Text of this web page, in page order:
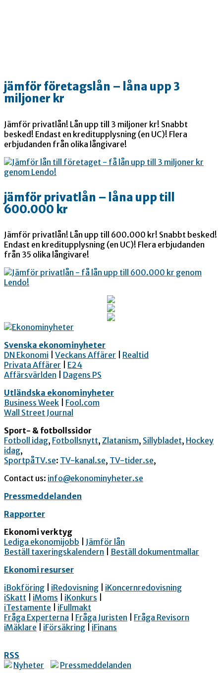
jämför företagslån – låna upp 3
miljoner kr
Jämför privatlån! Lån upp till 3 miljoner kr! Snabbt
besked! Endast en kreditupplysning (en UC)! Flera
erbjudanden från olika långivare!
jämför privatlån – låna upp till
600.000 kr
Jämför privatlån! Lån upp till 600.000 kr! Snabbt besked!
Endast en kreditupplysning (en UC)! Flera erbjudanden
från 35 olika långivare!
Svenska ekonominyheter
DN Ekonomi
Veckans Affärer
Realtid
Privata Affärer
E24
Affärsvärlden
Dagens PS
Utländska ekonominyheter
Business Week
Fool.com
Wall Street Journal
Sport- & fotbollssidor
Fotboll idag, Fotbollsnytt, Zlatanism, Sillybladet, Hockey
idag,
SportpåTV.se: TV-kanal.se, TV-tider.se,
Contact us: info@ekonominyheter.se
Pressmeddelanden
Rapporter
Ekonomi verktyg
Lediga ekonomijobb
Jämför lån
Beställ taxeringskalendern
Beställ dokumentmallar
Ekonomi resurser
iBokföring
iRedovisning
iKoncernredovisning
iSkatt
iMoms iKonkurs
iTestamente
iFullmakt
Fråga Experterna
Fråga Juristen
Fråga Revisorn
iMäklare
iFörsäkring iFinans
RSS
Nyheter
Pressmeddelanden